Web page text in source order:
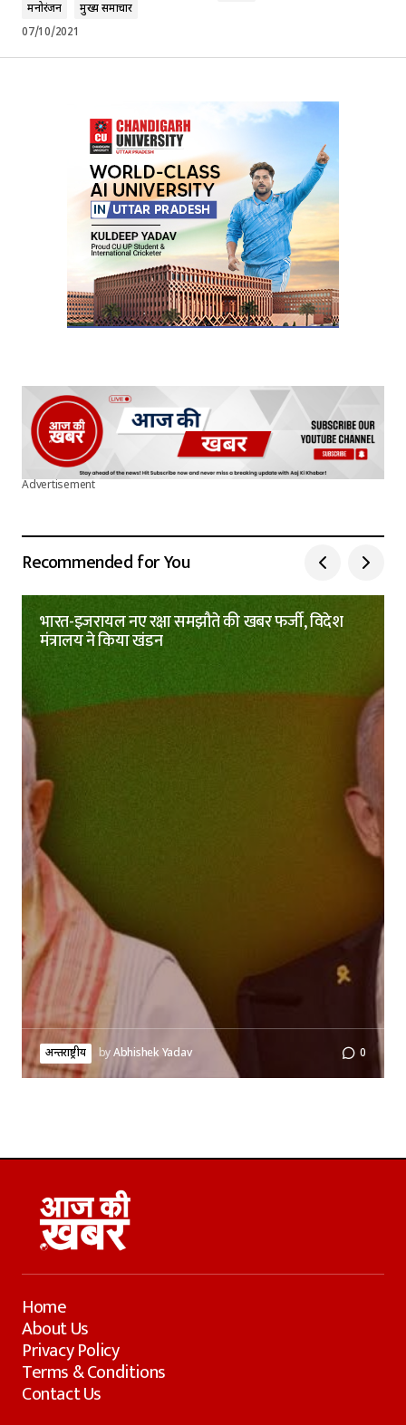
मनोरंजन
मुख्य समाचार
07/10/2021
Advertisement
Recommended for You
भारत-इजरायल नए रक्षा समझौते की खबर फर्जी, विदेश
मंत्रालय ने किया खंडन
अन्तर्राष्ट्रीय byAbhishek Yadav 0
Home
About Us
Privacy Policy
Terms & Conditions
Contact Us